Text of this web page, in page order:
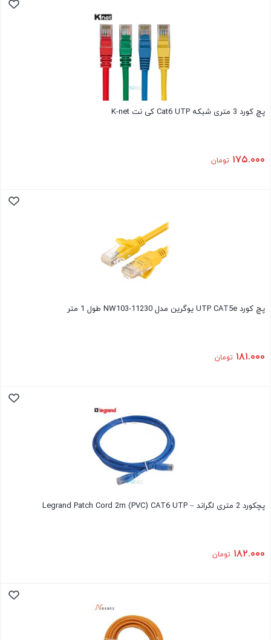
پچ کورد 3 متری شبکه Cat6 UTP کی نت K-net
۱۷۵.۰۰۰ تومان
پچ کورد UTP CAT5e یوگرین مدل NW103-11230 طول 1 متر
۱۸۱.۰۰۰ تومان
پچکورد 2 متری لگراند – Legrand Patch Cord 2m (PVC) CAT6 UTP
۱۸۲.۰۰۰ تومان